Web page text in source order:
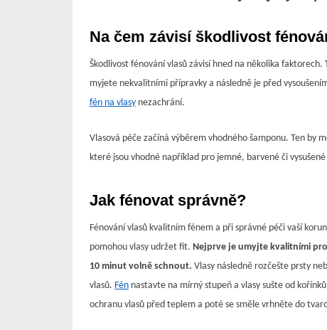
Na čem závisí škodlivost
Škodlivost fénování vlasů závisí hned na několika faktorech.
myjete nekvalitními přípravky a následně je před
fén na vlasy nezachrání.
Vlasová péče začíná výběrem vhodného šamponu. Ten by
které jsou vhodné například pro jemné, barvené či
Jak fénovat správně?
Fénování vlasů kvalitním fénem a při správné péči vaší
pomohou vlasy udržet fit. Nejprve je umyjte kvalitními
10 minut volně schnout. Vlasy následně rozčešte prsty
vlasů. Fén nastavte na mírný stupeň a vlasy sušte od
ochranu vlasů před teplem a poté se směle vrhněte do